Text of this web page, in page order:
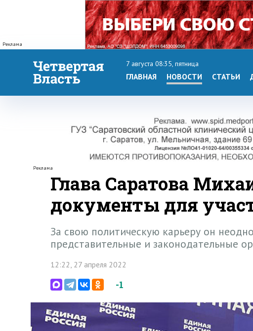
Реклама
7 августа 08:35, пятница
ГЛАВНАЯ НОВОСТИ СТАТЬИ
Реклама
Глава Саратова
документы для
За свою политическую карьеру он
представительные и законодательные
12:22, 27 апреля 2022
-1